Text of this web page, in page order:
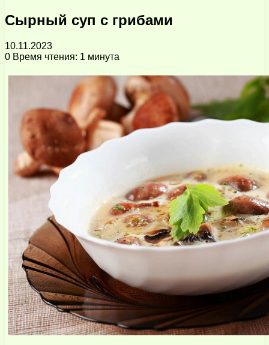
Сырный суп с грибами
10.11.2023
0 Время чтения: 1 минута